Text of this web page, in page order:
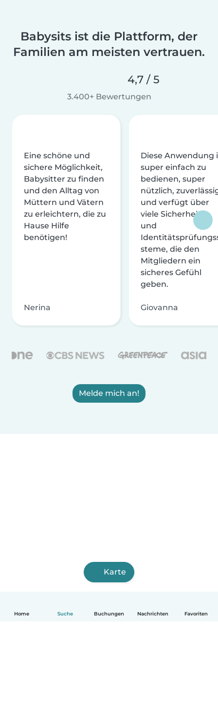
Home Suche Buchungen Nachrichten Favoriten
Babysits ist die Plattform, der
Familien am meisten vertrauen.
4,7 / 5
3.400+ Bewertungen
Eine schöne und
sichere Möglichkeit,
Babysitter zu finden
und den Alltag von
Müttern und Vätern
zu erleichtern, die zu
Hause Hilfe
benötigen!
Nerina
Diese Anwendung
super einfach zu
bedienen, super
nützlich,
und verfügt über
viele Sicherheits-
und
steme, die den
Mitgliedern ein
sicheres Gefühl
geben.
Giovanna
Melde mich an!
Karte